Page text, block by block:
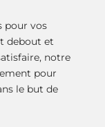
pour vos
debout et
notre
pour
le but de